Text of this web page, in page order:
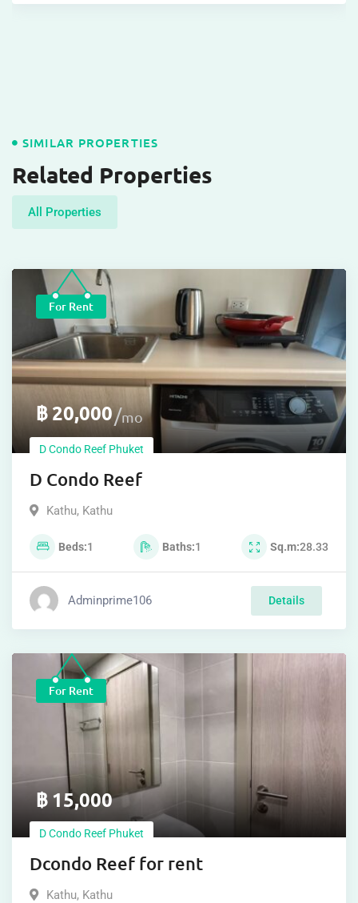
SIMILAR PROPERTIES
Related Properties
All Properties
For Rent
฿20,000 mo
D Condo Reef Phuket
D Condo Reef
Kathu, Kathu
Beds 1 Baths 1 Sq.m 28.33
Adminprime106 Details
For Rent
฿15,000
D Condo Reef Phuket
Dcondo Reef for rent
Kathu, Kathu